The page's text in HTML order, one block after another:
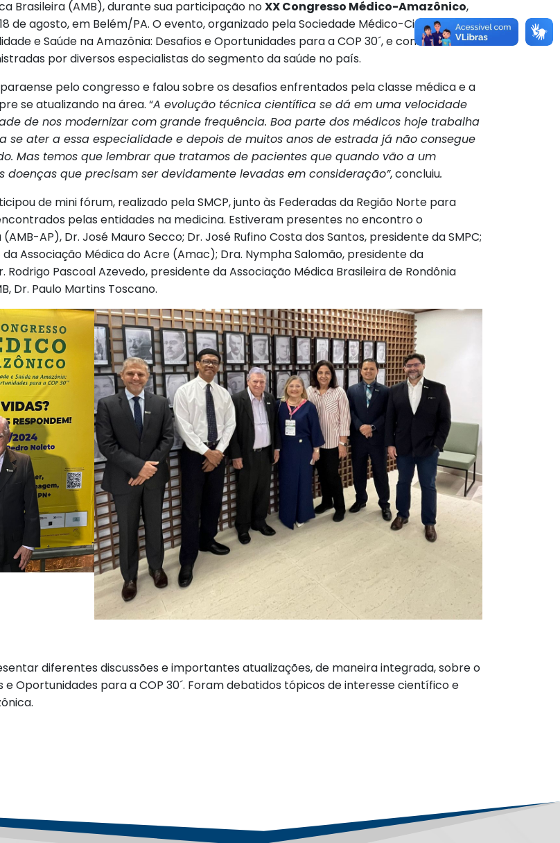
Brasileira (AMB), durante sua participação noXX Congresso Médico-Amazônico,
de agosto, em Belém/PA. O evento, organizado pela Sociedade Médico-Cirúrgica do
e Saúde na Amazônia: Desafios e Oportunidades para a COP 30´, e contou com
por diversos especialistas do segmento da saúde no país.
pelo congresso e falou sobre os desafios enfrentados pela classe médica e a
se atualizando na área. “A evolução técnica científica se dá em uma velocidade
de nos modernizar com grande frequência. Boa parte dos médicos hoje trabalha
ater a essa especialidade e depois de muitos anos de estrada já não consegue
Mas temos que lembrar que tratamos de pacientes que quando vão a um
que precisam ser devidamente levadas em consideração”, concluiu.
de mini fórum, realizado pela SMCP, junto às Federadas da Região Norte para
pelas entidades na medicina. Estiveram presentes no encontro o
AP), Dr. José Mauro Secco; Dr. José Rufino Costa dos Santos, presidente da SMPC;
Associação Médica do Acre (Amac); Dra. Nympha Salomão, presidente da
⁠Rodrigo Pascoal Azevedo, presidente da Associação Médica Brasileira de Rondônia
Dr. Paulo Martins Toscano.
diferentes discussões e importantes atualizações, de maneira integrada, sobre o
e Oportunidades para a COP 30´. Foram debatidos tópicos de interesse científico e